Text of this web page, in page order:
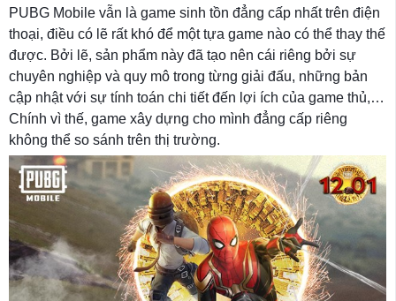
PUBG Mobile vẫn là game sinh tồn đẳng cấp nhất trên điện
thoại, điều có lẽ rất khó để một tựa game nào có thể thay thế
được. Bởi lẽ, sản phẩm này đã tạo nên cái riêng bởi sự
chuyên nghiệp và quy mô trong từng giải đấu, những bản
cập nhật với sự tính toán chi tiết đến lợi ích của game thủ,…
Chính vì thế, game xây dựng cho mình đẳng cấp riêng
không thể so sánh trên thị trường.